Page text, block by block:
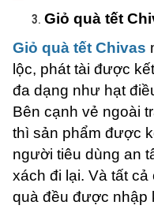
Giỏ quà tết
Giỏ quà tết Chivas
lộc, phát tài được
đa dạng như hạt
Bên cạnh vẻ ngoài
thì sản phẩm được
người tiêu dùng an
xách đi lại. Và tất
quà đều được nhập